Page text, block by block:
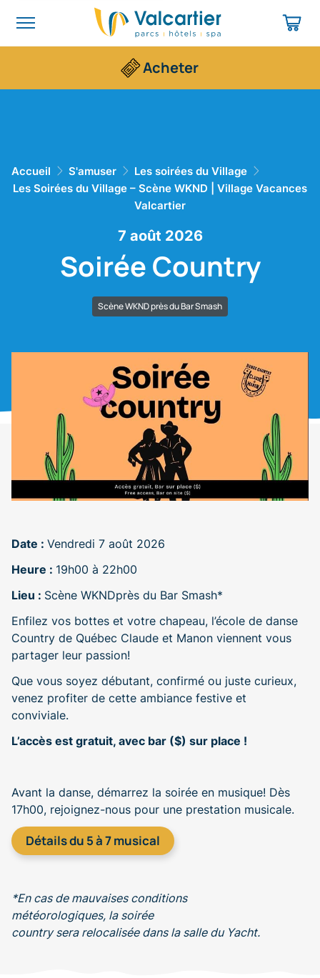
Acheter
Accueil S'amuser
Les soirées du Village
Les Soirées du Village – Scène WKND | Village Vacances
Valcartier
7 août 2026
Soirée Country
Scène WKND près du Bar Smash
Date : Vendredi 7 août 2026
Heure : 19h00 à 22h00
Lieu : Scène WKNDprès du Bar Smash*
Enfilez vos bottes et votre chapeau, l’école de danse
Country de Québec Claude et Manon viennent vous
partager leur passion!
Que vous soyez débutant, confirmé ou juste curieux,
venez profiter de cette ambiance festive et
conviviale.
L’accès est gratuit, avec bar ($) sur place !
Avant la danse, démarrez la soirée en musique! Dès
17h00, rejoignez-nous pour une prestation musicale.
Détails du 5 à 7 musical
*En cas de mauvaises conditions
météorologiques, la soirée
country sera relocalisée dans la salle du Yacht.